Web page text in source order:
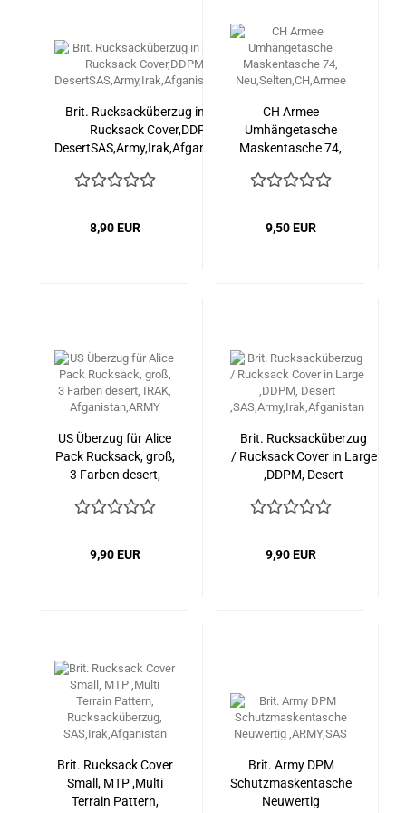
Brit. Rucksacküberzug in smal /
Rucksack Cover,DDPM,
DesertSAS,Army,Irak,Afganistan,UK
8,90 EUR
CH Armee
Umhängetasche
Maskentasche 74,
9,50 EUR
US Überzug für Alice
Pack Rucksack, groß,
3 Farben desert,
Afganistan,ARMY
9,90 EUR
Brit. Rucksacküberzug
/ Rucksack Cover in Large
,DDPM, Desert
9,90 EUR
Brit. Rucksack Cover
Small, MTP ,Multi
Terrain Pattern,
Brit. Army DPM
Schutzmaskentasche
Neuwertig